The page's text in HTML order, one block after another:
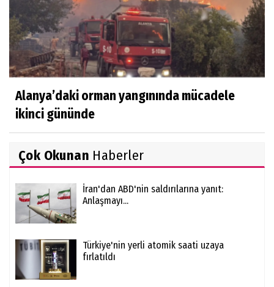
Alanya’daki orman yangınında mücadele
ikinci gününde
Çok Okunan Haberler
İran'dan ABD'nin saldırılarına yanıt:
Anlaşmayı...
Türkiye'nin yerli atomik saati uzaya
fırlatıldı